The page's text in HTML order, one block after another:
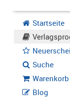
Startseite
Suche
Warenkorb
Blog